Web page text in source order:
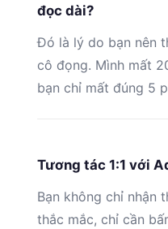
đọc dài?
Đó là lý do bạn nên
cô đọng. Mình mất
bạn chỉ mất đúng 5
Tương tác 1:1 với
Bạn không chỉ nhận
thắc mắc, chỉ cần